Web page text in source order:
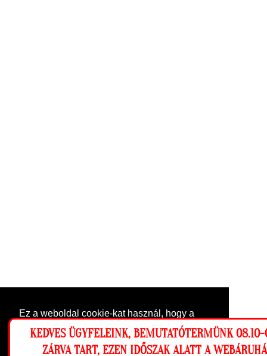
Ez a weboldal cookie-kat használ, hogy a
lehető legjobb élményt nyújtsa honlapunkon.
Beállítások
KEDVES ÜGYFELEINK, BEMUTATÓTERMÜNK
ZÁRVA TART, EZEN IDŐSZAK ALATT A